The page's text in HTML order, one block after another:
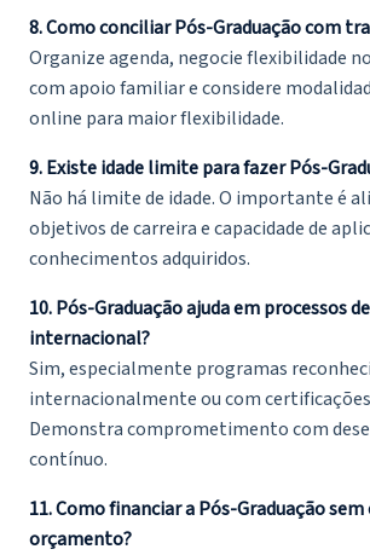
8. Como conciliar Pós-Graduação com
Organize agenda, negocie flexibilidade
com apoio familiar e considere
online para maior flexibilidade.
9. Existe idade limite para fazer Pós-
Não há limite de idade. O importante é
objetivos de carreira e capacidade de
conhecimentos adquiridos.
10. Pós-Graduação ajuda em processos
internacional?
Sim, especialmente programas
internacionalmente ou com
Demonstra comprometimento com
contínuo.
11. Como financiar a Pós-Graduação
orçamento?